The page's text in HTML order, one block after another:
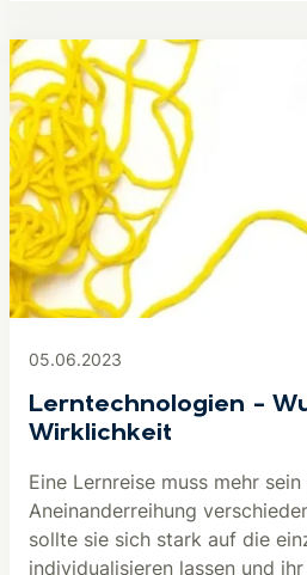
05.06.2023
Lerntechnologien –
Wirklichkeit
Eine Lernreise muss mehr
Aneinanderreihung
sollte sie sich stark auf die
individualisieren lassen und